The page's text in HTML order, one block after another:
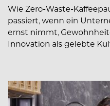
Wie Zero-Waste-
passiert, wenn ein
ernst nimmt,
Innovation als gelebte